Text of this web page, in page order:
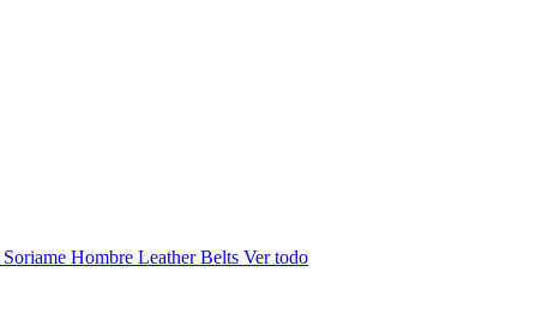
Soriame Hombre Leather Belts Ver todo